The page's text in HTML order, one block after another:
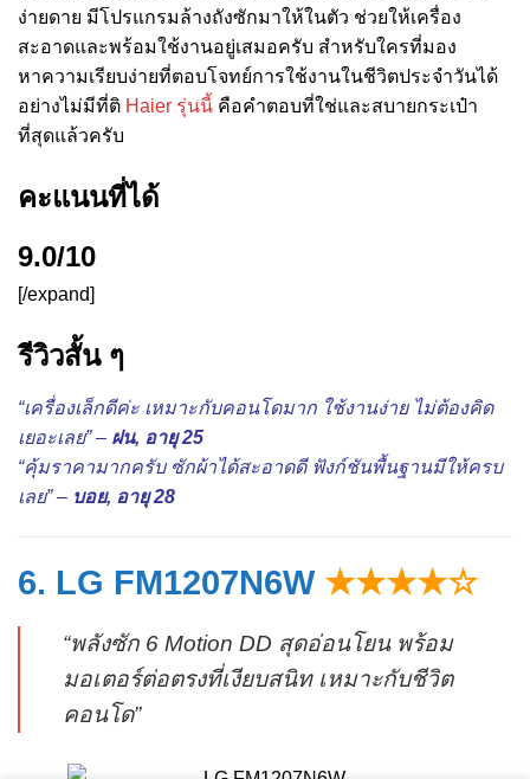
ง่ายดาย มีโปรแกรมล้างถังซักมาให้ในตัว ช่วยให้เครื่อง
สะอาดและพร้อมใช้งานอยู่เสมอครับ สำหรับใครที่มอง
หาความเรียบง่ายที่ตอบโจทย์การใช้งานในชีวิตประจำวันได้
อย่างไม่มีที่ติ Haier รุ่นนี้ คือคำตอบที่ใช่และสบายกระเป๋า
ที่สุดแล้วครับ
คะแนนที่ได้
9.0/10
[/expand]
รีวิวสั้น ๆ
“เครื่องเล็กดีค่ะ เหมาะกับคอนโดมาก ใช้งานง่าย ไม่ต้องคิด
เยอะเลย” – ฝน, อายุ 25
“คุ้มราคามากครับ ซักผ้าได้สะอาดดี ฟังก์ชันพื้นฐานมีให้ครบ
เลย” – บอย, อายุ 28
6. LG FM1207N6W ★★★★☆
“พลังซัก 6 Motion DD สุดอ่อนโยน พร้อม
มอเตอร์ต่อตรงที่เงียบสนิท เหมาะกับชีวิต
คอนโด”